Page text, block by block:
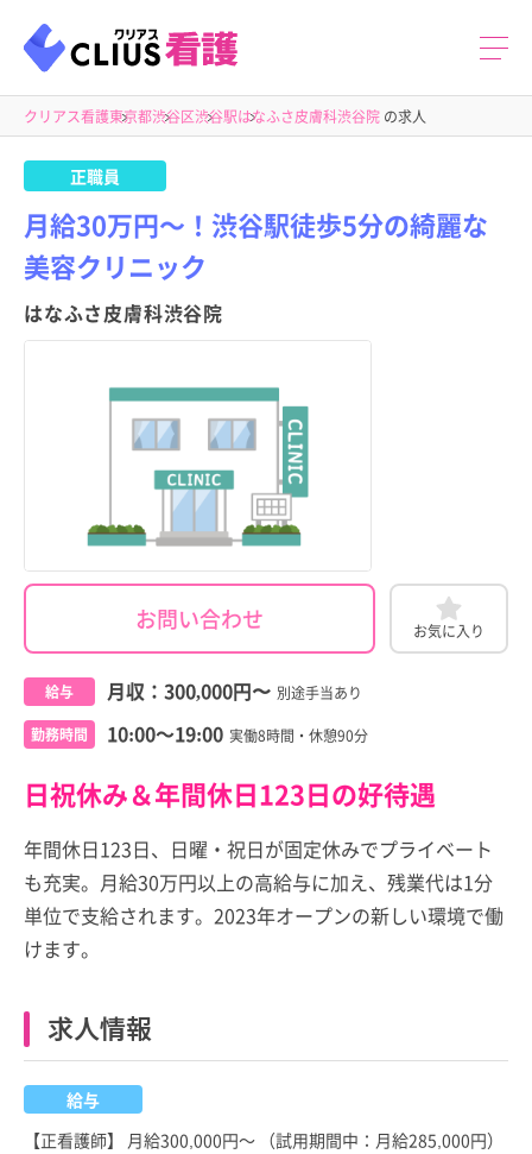
クリアス看護東京都渋谷区渋谷駅はなふさ皮膚科渋谷院 の求人
正職員
月給30万円～！渋谷駅徒歩5分の綺麗な
美容クリニック
はなふさ皮膚科渋谷院
お問い合わせ お気に入り
給与 月収： 300,000円〜 別途手当あり
勤務時間 10:00～19:00 実働8時間・休憩90分
日祝休み＆年間休日123日の好待遇
年間休日123日、日曜・祝日が固定休みでプライベート
も充実。月給30万円以上の高給与に加え、残業代は1分
単位で支給されます。2023年オープンの新しい環境で働
けます。
求人情報
給与
【正看護師】 月給300,000円～ （試用期間中：月給285,000円）